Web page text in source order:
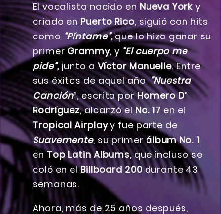
El vocalista nacido en Nueva Yorky
criado en Puerto Rico, siguió con hits
como “Píntame”,que lo hizo ganar su
primerGrammy, y “El cuerpo me
pide”,junto aVíctor Manuelle. Entre
sus éxitos de aquel año,“Nuestra
Canción“, escrita porHomeroD’
Rodríguez, alcanzó elNo. 17 en el
Tropical Airplayy fue parte de
Suavemente, su primerálbum No. 1
enTop Latin Albums, que incluso se
coló en elBillboard 200durante 43
semanas.
Ahora, más de 25 años después,